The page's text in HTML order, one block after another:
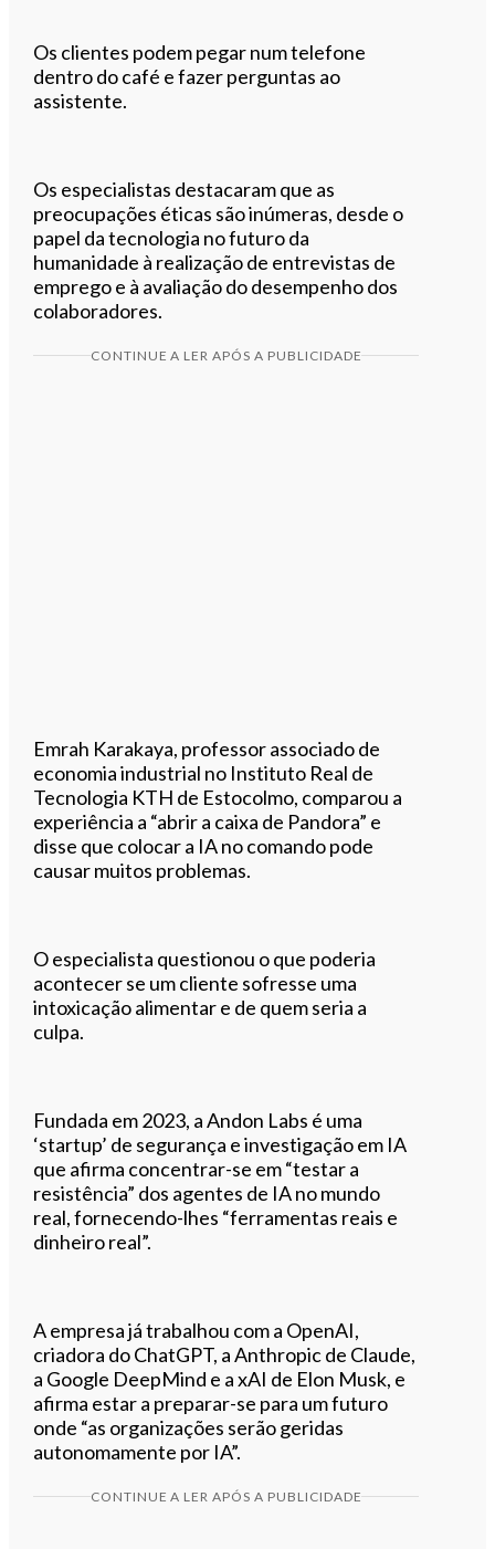
Os clientes podem pegar num telefone
dentro do café e fazer perguntas ao
assistente.
Os especialistas destacaram que as
preocupações éticas são inúmeras, desde o
papel da tecnologia no futuro da
humanidade à realização de entrevistas de
emprego e à avaliação do desempenho dos
colaboradores.
CONTINUE A LER APÓS A PUBLICIDADE
Emrah Karakaya, professor associado de
economia industrial no Instituto Real de
Tecnologia KTH de Estocolmo, comparou a
experiência a “abrir a caixa de Pandora” e
disse que colocar a IA no comando pode
causar muitos problemas.
O especialista questionou o que poderia
acontecer se um cliente sofresse uma
intoxicação alimentar e de quem seria a
culpa.
Fundada em 2023, a Andon Labs é uma
‘startup’ de segurança e investigação em IA
que afirma concentrar-se em “testar a
resistência” dos agentes de IA no mundo
real, fornecendo-lhes “ferramentas reais e
dinheiro real”.
A empresa já trabalhou com a OpenAI,
criadora do ChatGPT, a Anthropic de Claude,
a Google DeepMind e a xAI de Elon Musk, e
afirma estar a preparar-se para um futuro
onde “as organizações serão geridas
autonomamente por IA”.
CONTINUE A LER APÓS A PUBLICIDADE